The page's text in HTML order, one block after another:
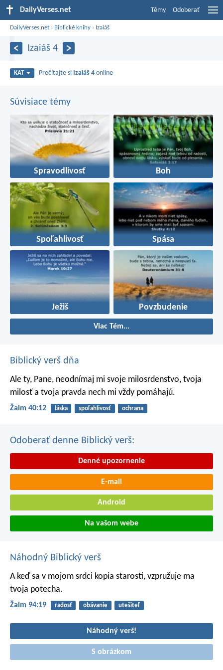
DailyVerses.net Témy Odoberať
DailyVerses.net › Biblické knihy › Izaiáš
Izaiáš 4
KAT Prečítajte si Izaiáš 4 online
Súvisiace témy
Spravodlivosť Boh
Spoľahlivosť Spása
Ježiš Povzbudenie
Viac Tém...
Biblický verš dňa
Ale ty, Pane, neodnímaj mi svoje milosrdenstvo, tvoja
milosť a tvoja pravda nech mi vždy pomáhajú.
Žalm 40:12 láska spoľahlivosť ochrana
Odoberať denne Biblický verš:
Denné upozornenie
E-mail
Android
Na vašom webe
Náhodný Biblický verš
A keď sa v mojom srdci kopia starosti, vzpružuje ma
tvoja potecha.
Žalm 94:19 radosť obávanie utešiteľ
Náhodný verš!
S obrázkom